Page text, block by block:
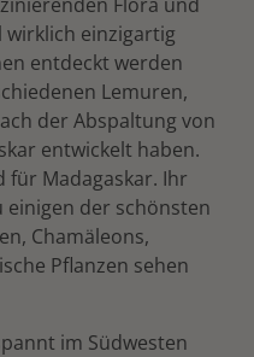
wirklich einzigartig
entdeckt werden
Lemuren,
der Abspaltung von
entwickelt haben.
für Madagaskar. Ihr
einigen der schönsten
Chamäleons,
Pflanzen sehen
im Südwesten